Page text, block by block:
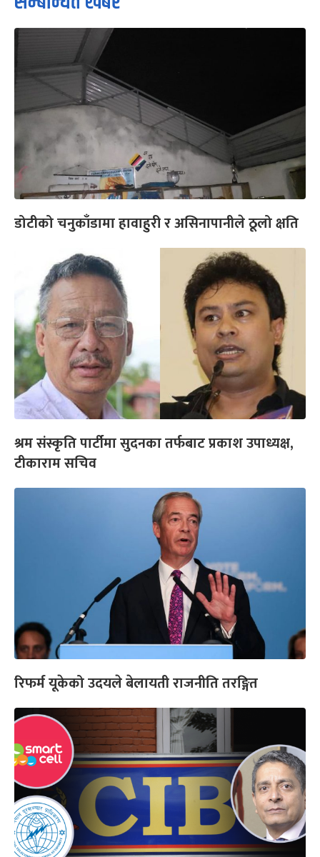
डोटीको चनुकाँडामा हावाहुरी र असिनापानीले ठूलो क्षति
श्रम संस्कृति पार्टीमा सुदनका तर्फबाट प्रकाश उपाध्यक्ष,
टीकाराम सचिव
रिफर्म यूकेको उदयले बेलायती राजनीति तरङ्गित